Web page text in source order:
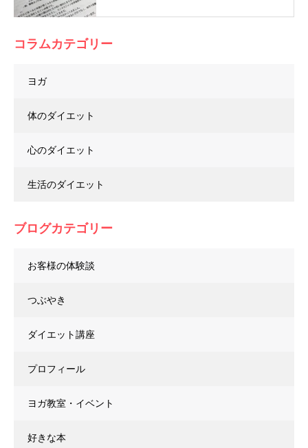
コラムカテゴリー
ヨガ
体のダイエット
心のダイエット
生活のダイエット
ブログカテゴリー
お客様の体験談
つぶやき
ダイエット講座
プロフィール
ヨガ教室・イベント
好きな本